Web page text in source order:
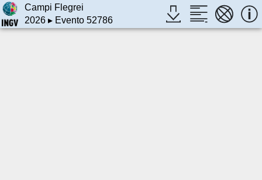
Campi Flegrei
2026▸ Evento 52786